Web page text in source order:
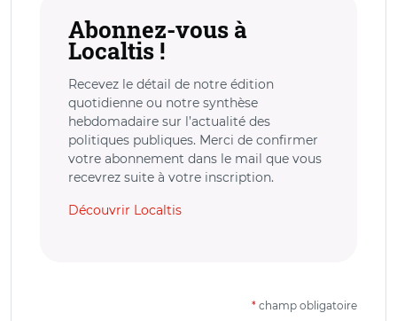
Abonnez-vous à
Localtis !
Recevez le détail de notre édition
quotidienne ou notre synthèse
hebdomadaire sur l’actualité des
politiques publiques. Merci de confirmer
votre abonnement dans le mail que vous
recevrez suite à votre inscription.
Découvrir Localtis
* champ obligatoire